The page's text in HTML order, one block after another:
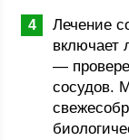
Лечение
включает
—
сосудов.